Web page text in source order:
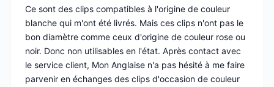
Ce sont des clips compatibles à l'origine de couleur
blanche qui m'ont été livrés. Mais ces clips n'ont pas le
bon diamètre comme ceux d'origine de couleur rose ou
noir. Donc non utilisables en l'état. Après contact avec
le service client, Mon Anglaise n'a pas hésité à me faire
parvenir en échanges des clips d'occasion de couleur